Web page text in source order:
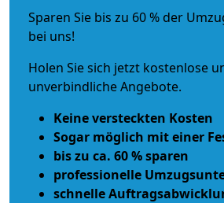
Sparen Sie bis zu 60 % der
bei uns!
Holen Sie sich jetzt kostenlose
unverbindliche Angebote.
Keine versteckten Kosten
Sogar möglich mit einer
bis zu ca. 60 % sparen
professionelle
schnelle